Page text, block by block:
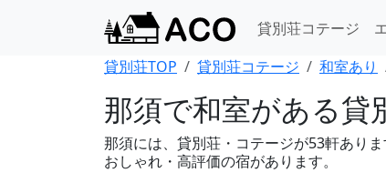
貸別荘コテージ
貸別荘TOP
貸別荘コテージ 和室あり
那須で和室がある貸
那須には、貸別荘・コテージが53軒あり
おしゃれ・高評価の宿があります。